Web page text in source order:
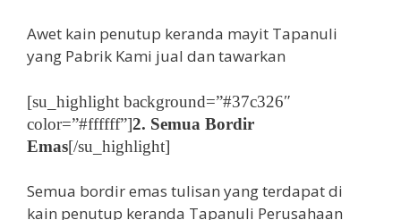
Awet kain penutup keranda mayit Tapanuli
yang Pabrik Kami jual dan tawarkan
[su_highlight background=”#37c326″
color=”#ffffff”]2. Semua Bordir
Emas[/su_highlight]
Semua bordir emas tulisan yang terdapat di
kain penutup keranda Tapanuli Perusahaan